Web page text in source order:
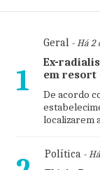
1
Geral- Há 2
Ex-
em resort
De acordo
localizarem
Política-